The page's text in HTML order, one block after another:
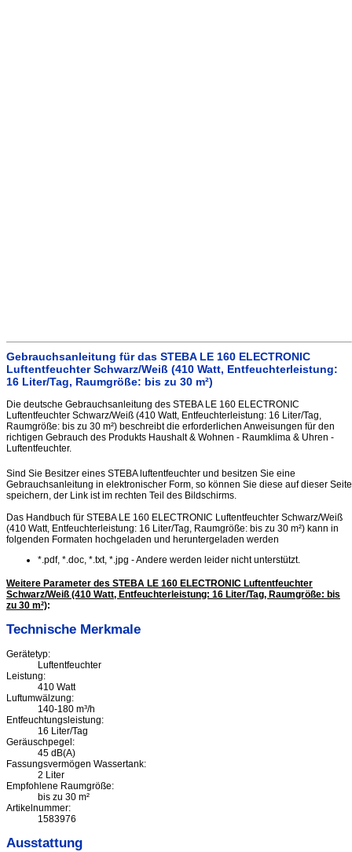
Gebrauchsanleitung für das STEBA LE 160 ELECTRONIC
Luftentfeuchter Schwarz/Weiß (410 Watt, Entfeuchterleistung:
16 Liter/Tag, Raumgröße: bis zu 30 m²)
Die deutsche Gebrauchsanleitung des STEBA LE 160 ELECTRONIC
Luftentfeuchter Schwarz/Weiß (410 Watt, Entfeuchterleistung: 16 Liter/Tag,
Raumgröße: bis zu 30 m²) beschreibt die erforderlichen Anweisungen für den
richtigen Gebrauch des Produkts Haushalt & Wohnen - Raumklima & Uhren -
Luftentfeuchter.
Sind Sie Besitzer eines STEBA luftentfeuchter und besitzen Sie eine
Gebrauchsanleitung in elektronischer Form, so können Sie diese auf dieser Seite
speichern, der Link ist im rechten Teil des Bildschirms.
Das Handbuch für STEBA LE 160 ELECTRONIC Luftentfeuchter Schwarz/Weiß
(410 Watt, Entfeuchterleistung: 16 Liter/Tag, Raumgröße: bis zu 30 m²) kann in
folgenden Formaten hochgeladen und heruntergeladen werden
*.pdf, *.doc, *.txt, *.jpg - Andere werden leider nicht unterstützt.
Weitere Parameter des STEBA LE 160 ELECTRONIC Luftentfeuchter
Schwarz/Weiß (410 Watt, Entfeuchterleistung: 16 Liter/Tag, Raumgröße: bis
zu 30 m²):
Technische Merkmale
Gerätetyp:
Luftentfeuchter
Leistung:
410 Watt
Luftumwälzung:
140-180 m³/h
Entfeuchtungsleistung:
16 Liter/Tag
Geräuschpegel:
45 dB(A)
Fassungsvermögen Wassertank:
2 Liter
Empfohlene Raumgröße:
bis zu 30 m²
Artikelnummer:
1583976
Ausstattung